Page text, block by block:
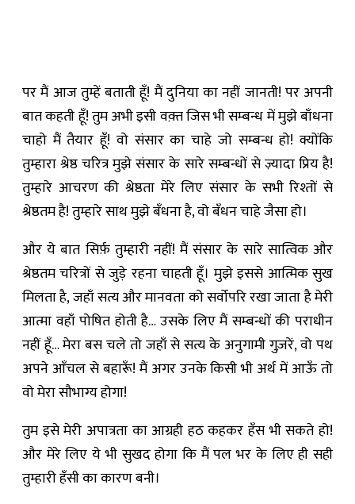
पर मैं आज तुम्हें बताती हूँ! मैं दुनिया का नहीं जानती! पर अपनी
बात कहती हूँ! तुम अभी इसी वक़्त जिस भी सम्बन्ध में मुझे बाँधना
चाहो मैं तैयार हूँ! वो संसार का चाहे जो सम्बन्ध हो! क्योंकि
तुम्हारा श्रेष्ठ चरित्र मुझे संसार के सारे सम्बन्धों से ज़्यादा प्रिय है!
तुम्हारे आचरण की श्रेष्ठता मेरे लिए संसार के सभी रिश्तों से
श्रेष्ठतम है! तुम्हारे साथ मुझे बँधना है, वो बँधन चाहे जैसा हो।
और ये बात सिर्फ़ तुम्हारी नहीं! मैं संसार के सारे सात्विक और
श्रेष्ठतम चरित्रों से जुड़े रहना चाहती हूँ। मुझे इससे आत्मिक सुख
मिलता है, जहाँ सत्य और मानवता को सर्वोपरि रखा जाता है मेरी
आत्मा वहाँ पोषित होती है… उसके लिए मैं सम्बन्धों की पराधीन
नहीं हूँ… मेरा बस चले तो जहाँ से सत्य के अनुगामी गुज़रें, वो पथ
अपने आँचल से बहारूँ! मैं अगर उनके किसी भी अर्थ में आऊँ तो
वो मेरा सौभाग्य होगा!
तुम इसे मेरी अपात्रता का आग्रही हठ कहकर हँस भी सकते हो!
और मेरे लिए ये भी सुखद होगा कि मैं पल भर के लिए ही सही
तुम्हारी हँसी का कारण बनी।